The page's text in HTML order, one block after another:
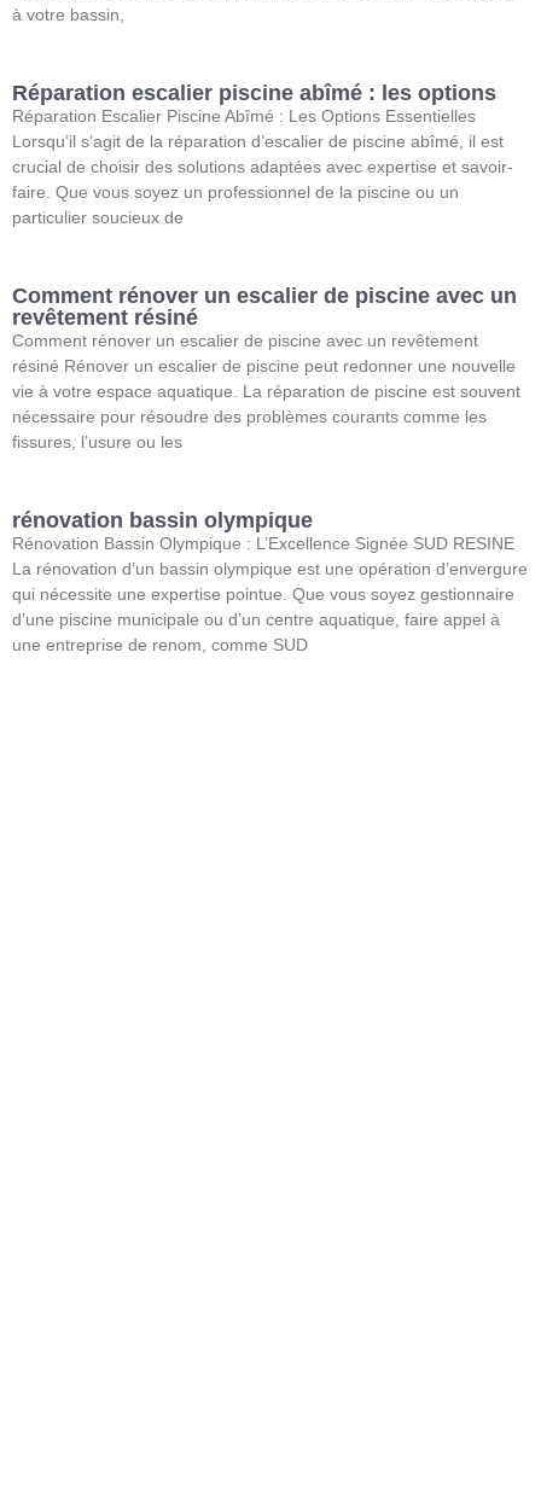
à votre bassin,
Réparation escalier piscine abîmé : les options
Réparation Escalier Piscine Abîmé : Les Options Essentielles
Lorsqu’il s’agit de la réparation d’escalier de piscine abîmé, il est
crucial de choisir des solutions adaptées avec expertise et savoir-
faire. Que vous soyez un professionnel de la piscine ou un
particulier soucieux de
Comment rénover un escalier de piscine avec un
revêtement résiné
Comment rénover un escalier de piscine avec un revêtement
résiné Rénover un escalier de piscine peut redonner une nouvelle
vie à votre espace aquatique. La réparation de piscine est souvent
nécessaire pour résoudre des problèmes courants comme les
fissures, l’usure ou les
rénovation bassin olympique
Rénovation Bassin Olympique : L’Excellence Signée SUD RESINE
La rénovation d’un bassin olympique est une opération d’envergure
qui nécessite une expertise pointue. Que vous soyez gestionnaire
d’une piscine municipale ou d’un centre aquatique, faire appel à
une entreprise de renom, comme SUD